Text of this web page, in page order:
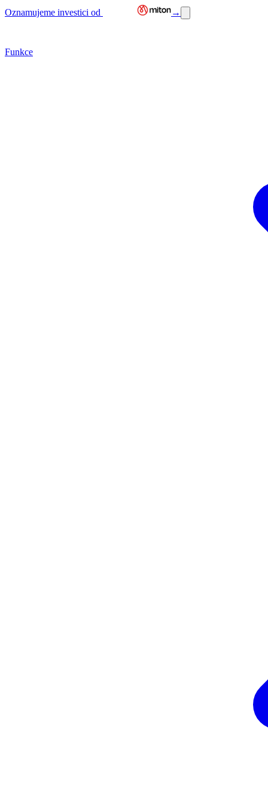
Oznamujeme investici od →
Funkce